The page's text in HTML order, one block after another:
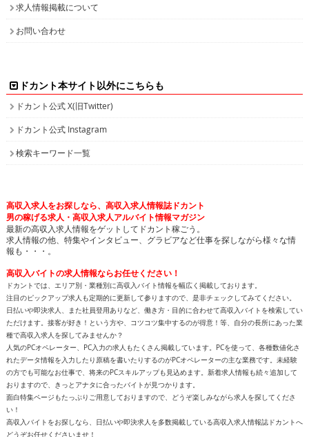
求人情報掲載について
お問い合わせ
ドカント本サイト以外にこちらも
ドカント公式 X(旧Twitter)
ドカント公式 Instagram
検索キーワード一覧
高収入求人をお探しなら、高収入求人情報誌ドカント
男の稼げる求人・高収入求人アルバイト情報マガジン
最新の高収入求人情報をゲットしてドカント稼ごう。
求人情報の他、特集やインタビュー、グラビアなど仕事を探しながら様々な情
報も・・・。
高収入バイトの求人情報ならお任せください！
ドカントでは、エリア別・業種別に高収入バイト情報を幅広く掲載しております。
注目のピックアップ求人も定期的に更新して参りますので、是非チェックしてみてください。
日払いや即決求人、また社員登用ありなど、働き方・目的に合わせて高収入バイトを検索してい
ただけます。接客が好き！という方や、コツコツ集中するのが得意！等、自分の長所にあった業
種で高収入求人を探してみませんか？
人気のPCオペレーター、PC入力の求人もたくさん掲載しています。PCを使って、各種数値化さ
れたデータ情報を入力したり原稿を書いたりするのがPCオペレーターの主な業務です。未経験
の方でも可能なお仕事で、将来のPCスキルアップも見込めます。新着求人情報も続々追加して
おりますので、きっとアナタに合ったバイトが見つかります。
面白特集ページもたっぷりご用意しておりますので、どうぞ楽しみながら求人を探してくださ
い！
高収入バイトをお探しなら、日払いや即決求人を多数掲載している高収入求人情報誌ドカントへ
どうぞお任せくださいませ！